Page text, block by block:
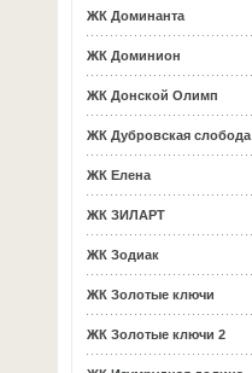
ЖК Доминанта
ЖК Доминион
ЖК Донской Олимп
ЖК Дубровская слобода
ЖК Елена
ЖК ЗИЛАРТ
ЖК Зодиак
ЖК Золотые ключи
ЖК Золотые ключи 2